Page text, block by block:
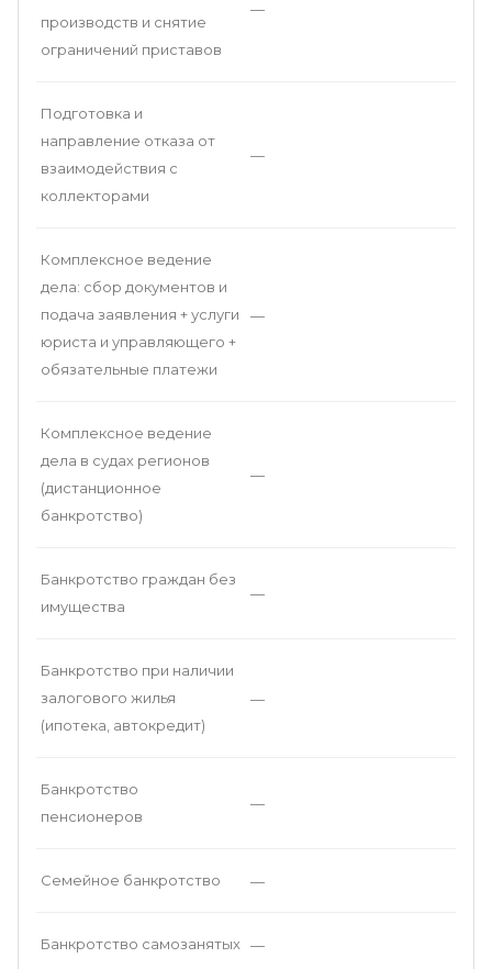
производств и снятие
ограничений приставов
—
Подготовка и
направление отказа от
взаимодействия с
коллекторами
—
Комплексное ведение
дела: сбор документов и
подача заявления + услуги
юриста и управляющего +
обязательные платежи
—
Комплексное ведение
дела в судах регионов
(дистанционное
банкротство)
—
Банкротство граждан без
имущества
—
Банкротство при наличии
залогового жилья
(ипотека, автокредит)
—
Банкротство
пенсионеров
—
Семейное банкротство —
Банкротство самозанятых —